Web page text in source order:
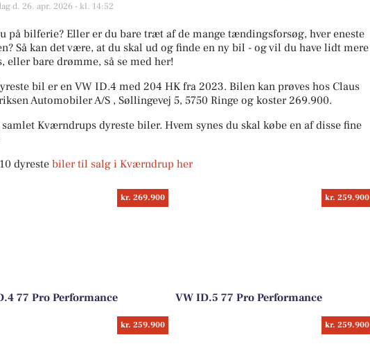
d. 26. apr. 2026 - kl. 14:52
på bilferie? Eller er du bare træt af de mange tændingsforsøg, hver eneste
Så kan det være, at du skal ud og finde en ny bil - og vil du have lidt mere
eller bare drømme, så se med her!
bil er en VW ID.4 med 204 HK fra 2023. Bilen kan prøves hos Claus
Automobiler A/S , Søllingevej 5, 5750 Ringe og koster 269.900.
Kværndrups dyreste biler. Hvem synes du skal købe en af disse fine
dyreste biler til salg i Kværndrup her
kr. 269.900
77 Pro Performance
kr. 259.900
VW ID.5 77 Pro Performance
kr. 259.900 kr. 259.900